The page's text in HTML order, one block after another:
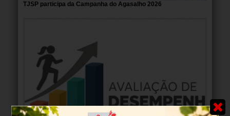
TJSP participa da Campanha do Agasalho 2026